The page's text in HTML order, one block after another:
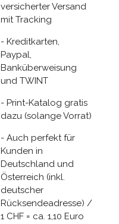
versicherter Versand
mit Tracking
- Kreditkarten,
Paypal,
Banküberweisung
und TWINT
- Print-Katalog gratis
dazu (solange Vorrat)
- Auch perfekt für
Kunden in
Deutschland und
Österreich (inkl.
deutscher
Rücksendeadresse) /
1 CHF = ca. 1,10 Euro